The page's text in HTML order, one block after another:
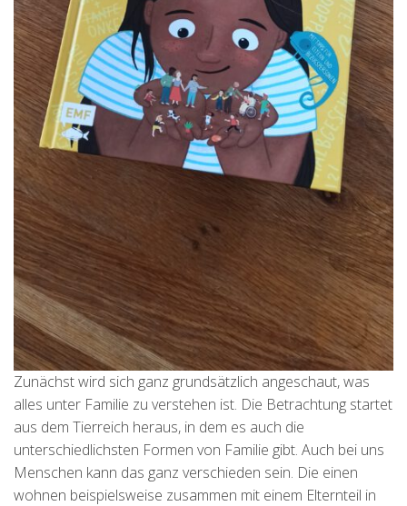
Zunächst wird sich ganz grundsätzlich angeschaut, was
alles unter Familie zu verstehen ist. Die Betrachtung startet
aus dem Tierreich heraus, in dem es auch die
unterschiedlichsten Formen von Familie gibt. Auch bei uns
Menschen kann das ganz verschieden sein. Die einen
wohnen beispielsweise zusammen mit einem Elternteil in